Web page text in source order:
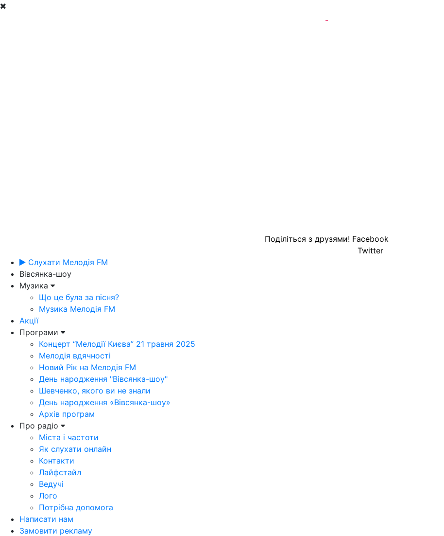
-
Поділіться з друзями! Facebook
Twitter
Слухати Мелодія FM
Вівсянка-шоу
Музика
Що це була за пісня?
Музика Мелодія FM
Акції
Програми
Концерт “Мелодії Києва” 21 травня 2025
Мелодія вдячності
Новий Рік на Мелодія FM
День народження "Вівсянка-шоу"
Шевченко, якого ви не знали
День народження «Вівсянка-шоу»
Архів програм
Про радіо
Міста і частоти
Як слухати онлайн
Контакти
Лайфстайл
Ведучі
Лого
Потрібна допомога
Написати нам
Замовити рекламу